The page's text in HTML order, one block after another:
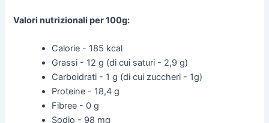
Valori nutrizionali per 100g:
Calorie - 185 kcal
Grassi - 12 g (di cui saturi - 2,9 g)
Carboidrati - 1 g (di cui zuccheri - 1g)
Proteine - 18,4 g
Fibree - 0 g
Sodio - 98 mg